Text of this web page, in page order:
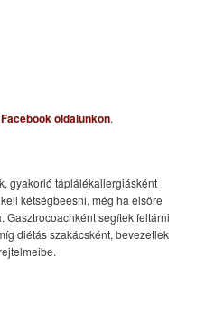
Facebook oldalunkon.
gyakorló táplálékallergiásként
kétségbeesni, még ha elsőre
Gasztrocoachként segítek feltárni
diétás szakácsként, bevezetlek